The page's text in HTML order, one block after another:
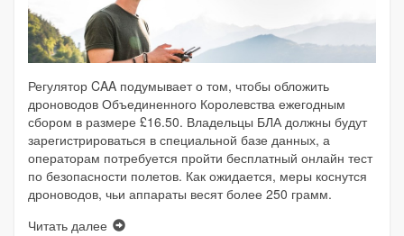
Регулятор CAA подумывает о том, чтобы обложить
дроноводов Объединенного Королевства ежегодным
сбором в размере £16.50. Владельцы БЛА должны будут
зарегистрироваться в специальной базе данных, а
операторам потребуется пройти бесплатный онлайн тест
по безопасности полетов. Как ожидается, меры коснутся
дроноводов, чьи аппараты весят более 250 грамм.
Читать далее